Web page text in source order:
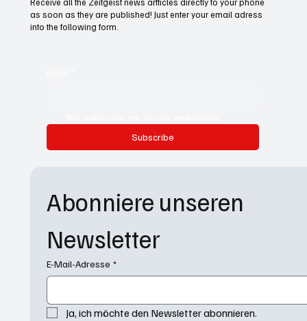
Subscribe
as soon as they are published! Just enter your email adress
into the following form.
Abonniere unseren
Newsletter
E-Mail-Adresse *
Ja, ich möchte den Newsletter abonnieren.